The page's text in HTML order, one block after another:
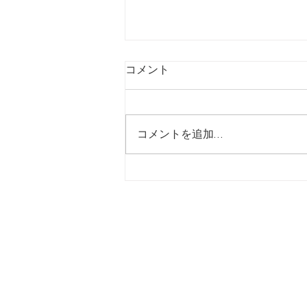
【7/24】緊急値上げ速報
コメント
コメントを追加…